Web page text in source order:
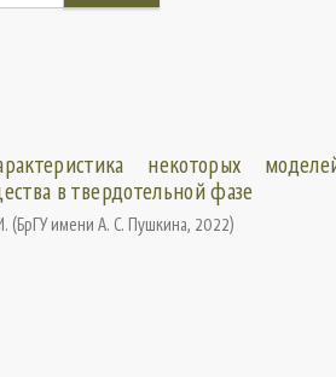
некоторых
в твердотельной фазе
(БрГУ имени А. С. Пушкина, 2022)